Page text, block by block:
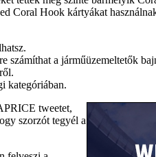
Coral Hook kártyákat
számíthat a járműüzemeltetők
kategóriában.
tweetet,
szorzót tegyél a